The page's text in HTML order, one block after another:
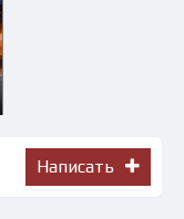
Написать